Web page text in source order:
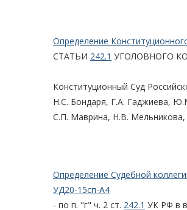
Определение
СТАТЬИ 242.1 УГОЛОВНОГО
Конституционный Суд
Н.С. Бондаря, Г.А. Гаджиева,
С.П. Маврина, Н.В.
Определение Судебной
УД20-15сп-А4
- по п. "г" ч. 2 ст. 242.1 УК РФ в